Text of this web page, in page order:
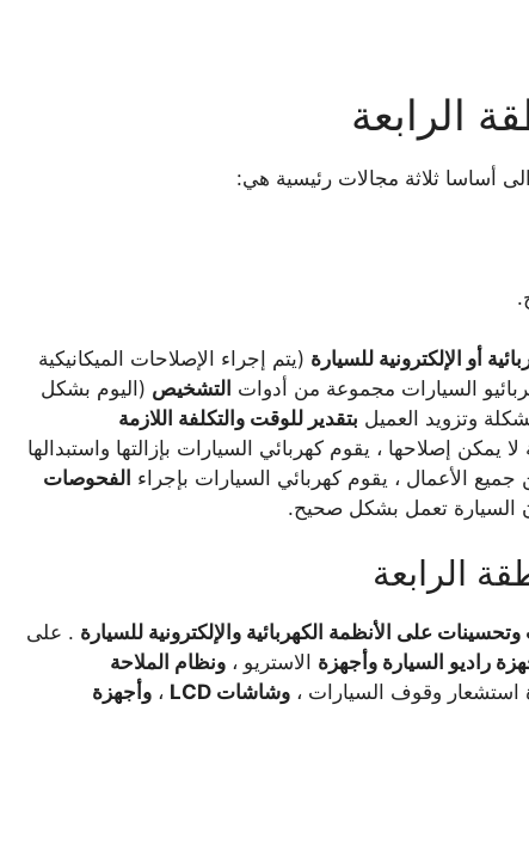
الرابعة
أساسا ثلاثة مجالات رئيسية هي:
أو الإلكترونية للسيارة (يتم إجراء الإصلاحات الميكانيكية
السيارات مجموعة من أدوات التشخيص (اليوم بشكل
وتزويد العميل بتقدير للوقت والتكلفة اللازمة
يمكن إصلاحها ، يقوم كهربائي السيارات بإزالتها واستبدالها
جميع الأعمال ، يقوم كهربائي السيارات بإجراء الفحوصات
السيارة تعمل بشكل صحيح.
الرابعة
على الأنظمة الكهربائية والإلكترونية للسيارة . على
راديو السيارة وأجهزة الاستريو ، ونظام الملاحة
استشعار وقوف السيارات ، وشاشات LCD ، وأجهزة